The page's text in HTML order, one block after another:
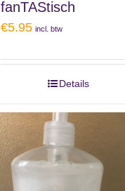
fanTAStisch
€5.95 incl. btw
Details